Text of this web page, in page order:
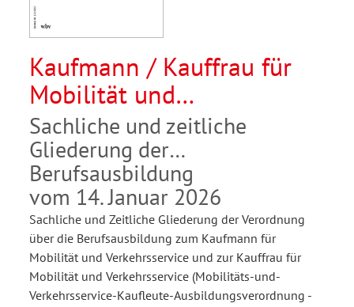
Kaufmann / Kauffrau für
Mobilität und
Verkehrsservice
Sachliche und zeitliche
Gliederung der
Berufsausbildung
vom 14. Januar 2026
Sachliche und Zeitliche Gliederung der Verordnung
über die Berufsausbildung zum Kaufmann für
Mobilität und Verkehrsservice und zur Kauffrau für
Mobilität und Verkehrsservice (Mobilitäts-und-
Verkehrsservice-Kaufleute-Ausbildungsverordnung -